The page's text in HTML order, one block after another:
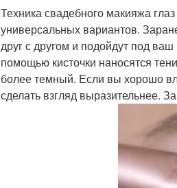
Техника свадебного макияжа
универсальных вариантов.
друг с другом и подойдут под
помощью кисточки наносятся
более темный. Если вы хорошо
сделать взгляд выразительнее.